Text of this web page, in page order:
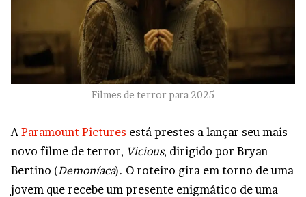
Filmes de terror para 2025
A Paramount Pictures está prestes a lançar seu mais
novo filme de terror, Vicious, dirigido por Bryan
Bertino (Demoníaca). O roteiro gira em torno de uma
jovem que recebe um presente enigmático de uma